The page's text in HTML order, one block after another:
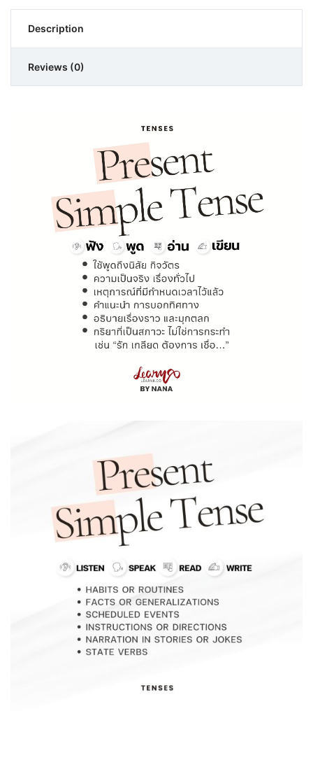
Description
Reviews (0)